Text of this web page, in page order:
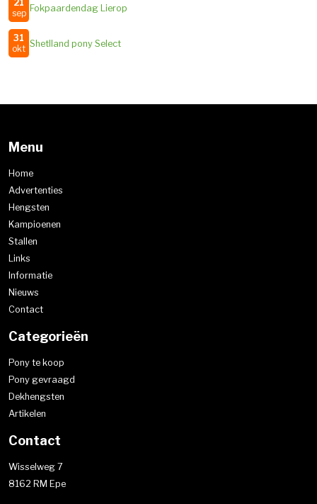
21
sep Fokpaardendag Lierop
31
okt Shetlland pony Select
Menu
Home
Advertenties
Hengsten
Kampioenen
Stallen
Links
Informatie
Nieuws
Contact
Categorieën
Pony te koop
Pony gevraagd
Dekhengsten
Artikelen
Contact
Wisselweg 7
8162 RM Epe